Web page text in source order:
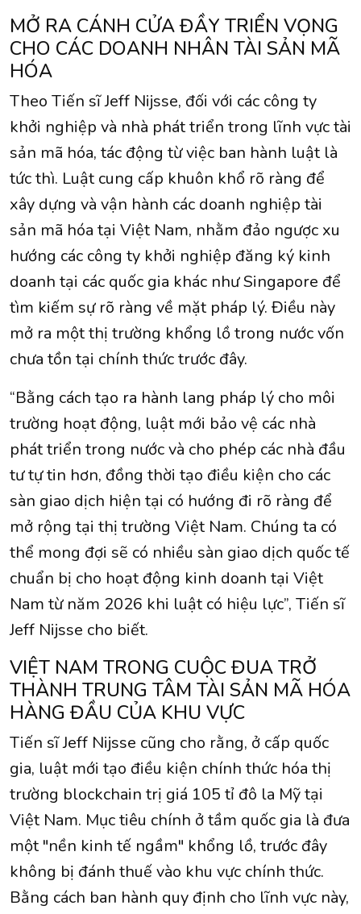
MỞ RA CÁNH CỬA ĐẦY TRIỂN VỌNG
CHO CÁC DOANH NHÂN TÀI SẢN MÃ
HÓA
Theo Tiến sĩ Jeff Nijsse, đối với các công ty
khởi nghiệp và nhà phát triển trong lĩnh vực tài
sản mã hóa, tác động từ việc ban hành luật là
tức thì. Luật cung cấp khuôn khổ rõ ràng để
xây dựng và vận hành các doanh nghiệp tài
sản mã hóa tại Việt Nam, nhằm đảo ngược xu
hướng các công ty khởi nghiệp đăng ký kinh
doanh tại các quốc gia khác như Singapore để
tìm kiếm sự rõ ràng về mặt pháp lý. Điều này
mở ra một thị trường khổng lồ trong nước vốn
chưa tồn tại chính thức trước đây.
“Bằng cách tạo ra hành lang pháp lý cho môi
trường hoạt động, luật mới bảo vệ các nhà
phát triển trong nước và cho phép các nhà đầu
tư tự tin hơn, đồng thời tạo điều kiện cho các
sàn giao dịch hiện tại có hướng đi rõ ràng để
mở rộng tại thị trường Việt Nam. Chúng ta có
thể mong đợi sẽ có nhiều sàn giao dịch quốc tế
chuẩn bị cho hoạt động kinh doanh tại Việt
Nam từ năm 2026 khi luật có hiệu lực”, Tiến sĩ
Jeff Nijsse cho biết.
VIỆT NAM TRONG CUỘC ĐUA TRỞ
THÀNH TRUNG TÂM TÀI SẢN MÃ HÓA
HÀNG ĐẦU CỦA KHU VỰC
Tiến sĩ Jeff Nijsse cũng cho rằng, ở cấp quốc
gia, luật mới tạo điều kiện chính thức hóa thị
trường blockchain trị giá 105 tỉ đô la Mỹ tại
Việt Nam. Mục tiêu chính ở tầm quốc gia là đưa
một "nền kinh tế ngầm" khổng lồ, trước đây
không bị đánh thuế vào khu vực chính thức.
Bằng cách ban hành quy định cho lĩnh vực này,